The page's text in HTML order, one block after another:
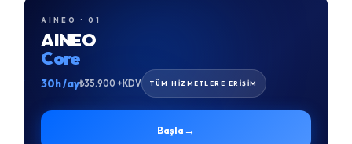
AINEO · 01
AINEO
Core
30h /ay₺35.900 +KDV TÜM HİZMETLERE ERİŞİM
Başla →